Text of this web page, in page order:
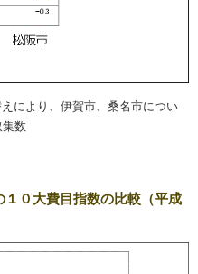
より、伊賀市、桑名市につい
集数
０大費目指数の比較（平成